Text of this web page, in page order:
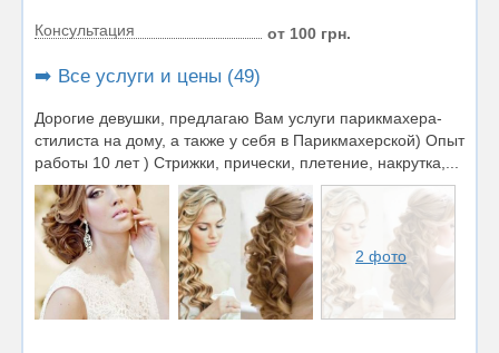
Консультация от 100 грн.
➡️ Все услуги и цены (49)
Дорогие девушки, предлагаю Вам услуги парикмахера-
стилиста на дому, а также у себя в Парикмахерской) Опыт
работы 10 лет ) Стрижки, прически, плетение, накрутка,...
2 фото